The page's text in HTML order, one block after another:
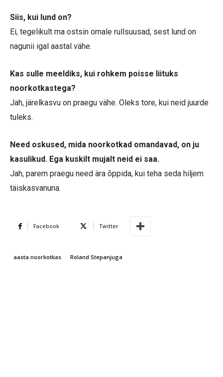
Siis, kui lund on?
Ei, tegelikult ma ostsin omale rullsuusad, sest lund on
nagunii igal aastal vähe.
Kas sulle meeldiks, kui rohkem poisse liituks
noorkotkastega?
Jah, järelkasvu on praegu vähe. Oleks tore, kui neid juurde
tuleks.
Need oskused, mida noorkotkad omandavad, on ju
kasulikud. Ega kuskilt mujalt neid ei saa.
Jah, parem praegu need ära õppida, kui teha seda hiljem
täiskasvanuna.
Facebook Twitter
aasta noorkotkas Roland Stepanjuga